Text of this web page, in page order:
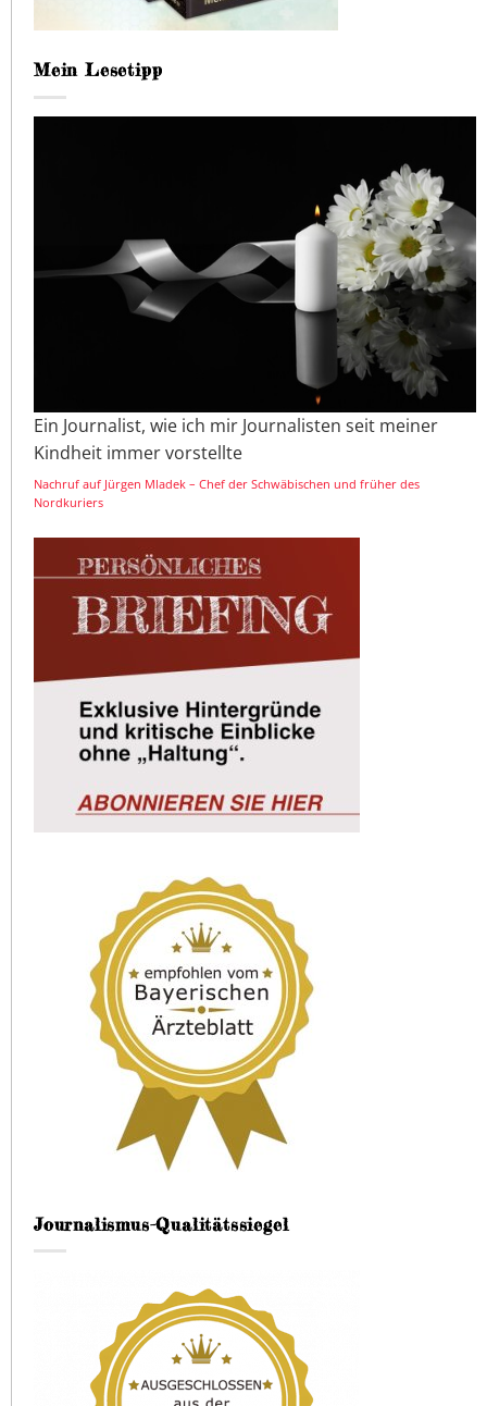
Mein Lesetipp
Ein Journalist, wie ich mir Journalisten seit meiner
Kindheit immer vorstellte
Nachruf auf Jürgen Mladek – Chef der Schwäbischen und früher des
Nordkuriers
Journalismus-Qualitätssiegel